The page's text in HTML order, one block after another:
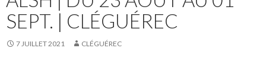
SEPT. | CLÉGUÉREC
7 JUILLET 2021 CLÉGUÉREC